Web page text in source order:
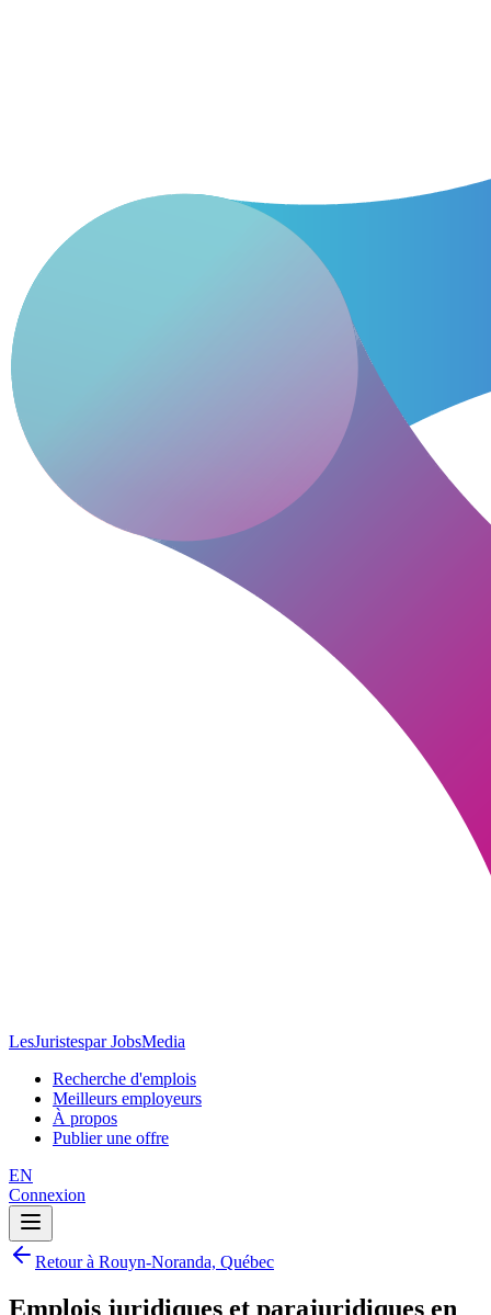
LesJuristespar JobsMedia
Recherche d'emplois
Meilleurs employeurs
À propos
Publier une offre
EN
Connexion
Retour à Rouyn-Noranda, Québec
Emplois juridiques et parajuridiques en